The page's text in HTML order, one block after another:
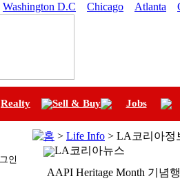
Washington D.C Chicago Atlanta
Realty Sell & Buy Jobs
홈 > Life Info > LA코리아정
LA코리아뉴스
AAPI Heritage Month 기념